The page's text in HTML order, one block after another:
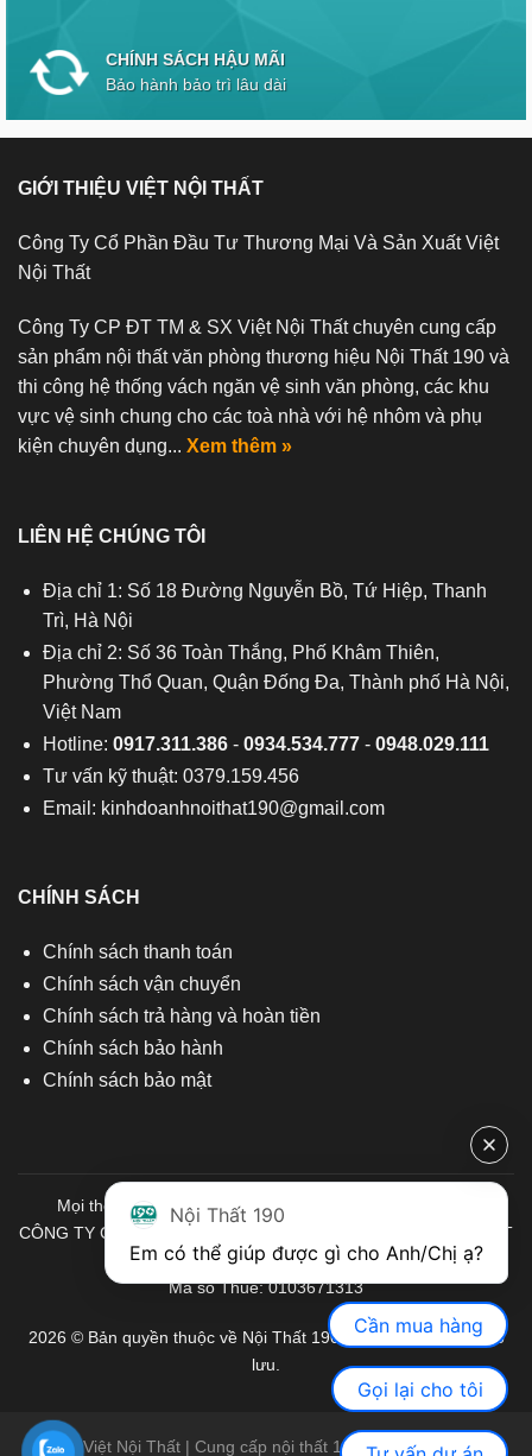
CHÍNH SÁCH HẬU MÃI
Bảo hành bảo trì lâu dài
GIỚI THIỆU VIỆT NỘI THẤT
Công Ty Cổ Phần Đầu Tư Thương Mại Và Sản Xuất Việt
Nội Thất
Công Ty CP ĐT TM & SX Việt Nội Thất chuyên cung cấp
sản phẩm nội thất văn phòng thương hiệu Nội Thất 190 và
thi công hệ thống vách ngăn vệ sinh văn phòng, các khu
vực vệ sinh chung cho các toà nhà với hệ nhôm và phụ
kiện chuyên dụng... Xem thêm »
LIÊN HỆ CHÚNG TÔI
Địa chỉ 1: Số 18 Đường Nguyễn Bồ, Tứ Hiệp, Thanh
Trì, Hà Nội
Địa chỉ 2: Số 36 Toàn Thắng, Phố Khâm Thiên,
Phường Thổ Quan, Quận Đống Đa, Thành phố Hà Nội,
Việt Nam
Hotline: 0917.311.386- 0934.534.777- 0948.029.111
Tư vấn kỹ thuật: 0379.159.456
Email: kinhdoanhnoithat190@gmail.com
CHÍNH SÁCH
Chính sách thanh toán
Chính sách vận chuyển
Chính sách trả hàng và hoàn tiền
Chính sách bảo hành
Chính sách bảo mật
Mọi thông tin quý khách hàng vui lòng liên hệ chúng tôi:
CÔNG TY CỔ PHẦN ĐẦU TƯ THƯƠNG MẠI VÀ SẢN XUẤT VIỆT
NỘI THẤT
Mã số Thuế: 0103671313
2026 © Bản quyền thuộc về Nội Thất 190. Mọi quyền được bảo
lưu.
Việt Nội Thất | Cung cấp nội thất 190 chính hãng
Nội Thất 190
Cần mua hàng
Gọi lại cho tôi